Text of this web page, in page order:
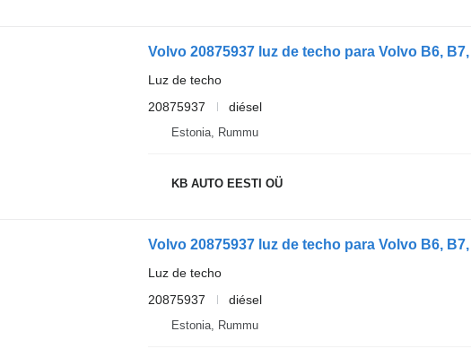
Volvo 20875937 luz de techo para Volvo B6,
Luz de techo
20875937
diésel
Estonia, Rummu
KB AUTO EESTI OÜ
Volvo 20875937 luz de techo para Volvo B6,
Luz de techo
20875937
diésel
Estonia, Rummu